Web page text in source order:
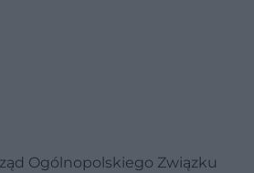
Ogólnopolskiego Związku